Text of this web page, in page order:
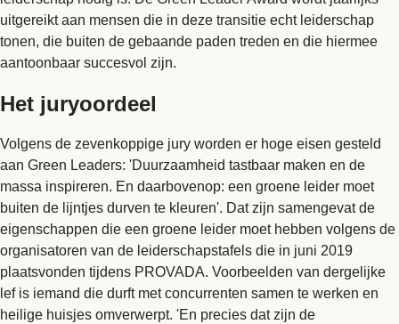
uitgereikt aan mensen die in deze transitie echt leiderschap
tonen, die buiten de gebaande paden treden en die hiermee
aantoonbaar succesvol zijn.
Het juryoordeel
Volgens de zevenkoppige jury worden er hoge eisen gesteld
aan Green Leaders: 'Duurzaamheid tastbaar maken en de
massa inspireren. En daarbovenop: een groene leider moet
buiten de lijntjes durven te kleuren'. Dat zijn samengevat de
eigenschappen die een groene leider moet hebben volgens de
organisatoren van de leiderschapstafels die in juni 2019
plaatsvonden tijdens PROVADA. Voorbeelden van dergelijke
lef is iemand die durft met concurrenten samen te werken en
heilige huisjes omverwerpt. 'En precies dat zijn de